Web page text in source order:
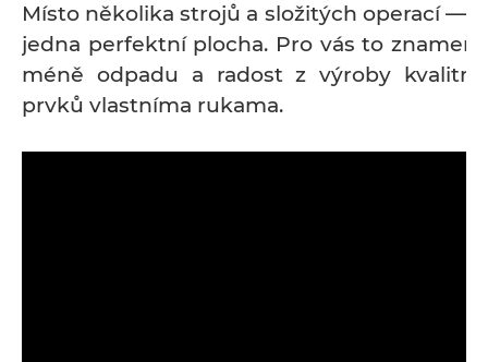
Místo několika strojů a složitých operací —
jedna perfektní plocha. Pro vás to
méně odpadu a radost z výroby
prvků vlastníma rukama.